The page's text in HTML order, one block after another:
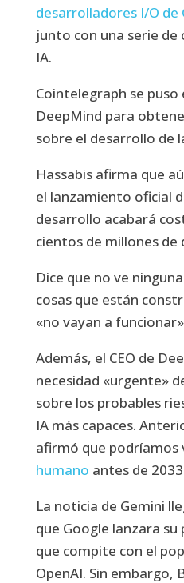
desarrolladores I/O de
junto con una serie
IA.
Cointelegraph se
DeepMind para
sobre el desarrollo de
Hassabis afirma que
el lanzamiento oficial
desarrollo acabará
cientos de millones de
Dice que no ve
cosas que están
«no vayan a
Además, el CEO de
necesidad «urgente»
sobre los probables
IA más capaces.
afirmó que podríamos
humano antes de
La noticia de Gemini
que Google lanzara
que compite con el
OpenAI. Sin embargo,